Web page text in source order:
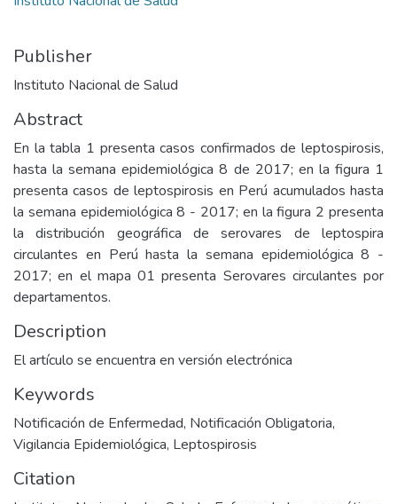
Publisher
Instituto Nacional de Salud
Abstract
En la tabla 1 presenta casos confirmados de leptospirosis,
hasta la semana epidemiológica 8 de 2017; en la figura 1
presenta casos de leptospirosis en Perú acumulados hasta
la semana epidemiológica 8 - 2017; en la figura 2 presenta
la distribución geográfica de serovares de leptospira
circulantes en Perú hasta la semana epidemiológica 8 -
2017; en el mapa 01 presenta Serovares circulantes por
departamentos.
Description
El artículo se encuentra en versión electrónica
Keywords
Notificación de Enfermedad, Notificación Obligatoria,
Vigilancia Epidemiológica, Leptospirosis
Citation